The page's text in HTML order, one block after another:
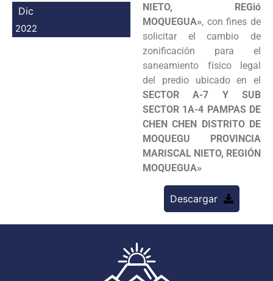
Dic
2022
NIETO, REGió
MOQUEGUA», con fines de
solicitar el cambio de
zonificación para el
saneamiento físico legal
del predio ubicado en el
SECTOR A-7 Y SUB
SECTOR 1A-4 PAMPAS DE
CHEN CHEN DISTRITO DE
MOQUEGU PROVINCIA
MARISCAL NIETO, REGIÓN
MOQUEGUA»
Descargar